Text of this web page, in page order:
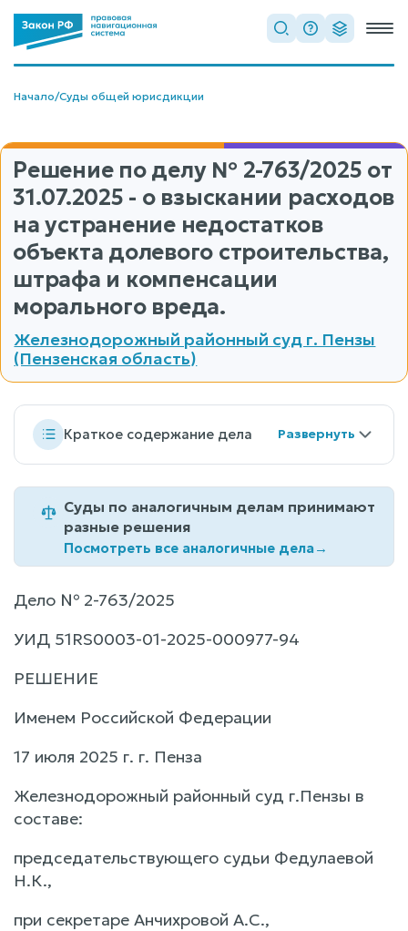
Начало/Суды общей юрисдикции
Решение по делу № 2-763/2025 от
31.07.2025 - о взыскании расходов
на устранение недостатков
объекта долевого строительства,
штрафа и компенсации
морального вреда.
Железнодорожный районный суд г. Пензы
(Пензенская область)
Краткое содержание дела
Суды по аналогичным делам принимают
разные решения
Посмотреть все аналогичные дела→
Дело № 2-763/2025
УИД 51RS0003-01-2025-000977-94
РЕШЕНИЕ
Именем Российской Федерации
17 июля 2025 г. г. Пенза
Железнодорожный районный суд г.Пензы в
составе:
председательствующего судьи Федулаевой
Н.К.,
при секретаре Анчихровой А.С.,